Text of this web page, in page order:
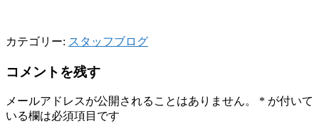
カテゴリー: スタッフブログ
コメントを残す
メールアドレスが公開されることはありません。 * が付いて
いる欄は必須項目です